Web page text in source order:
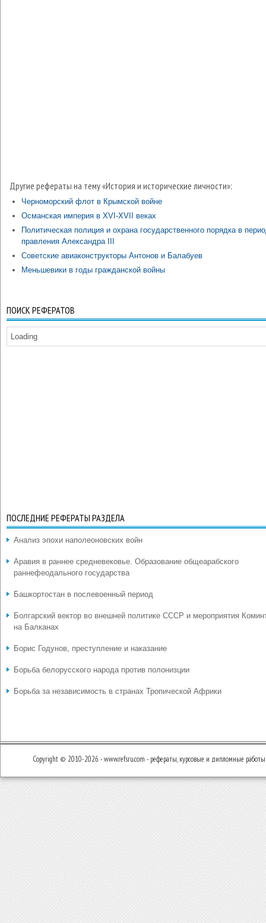
Другие рефераты на тему «История и исторические личности»:
Черноморский флот в Крымской войне
Османская империя в XVI-XVII веках
Политическая полиция и охрана государственного порядка в
правления Александра III
Советские авиаконструкторы Антонов и Балабуев
Меньшевики в годы гражданской войны
ПОИСК РЕФЕРАТОВ
Loading
ПОСЛЕДНИЕ РЕФЕРАТЫ РАЗДЕЛА
Анализ эпохи наполеоновских войн
Аравия в раннее средневековье. Образование общеарабского
раннефеодального государства
Башкортостан в послевоенный период
Болгарский вектор во внешней политике СССР и мероприятия
на Балканах
Борис Годунов, преступление и наказание
Борьба белорусского народа против полонизции
Борьба за независимость в странах Тропической Африки
Copyright © 2010-2026 - www.refsru.com - рефераты, курсовые и дипломные работы